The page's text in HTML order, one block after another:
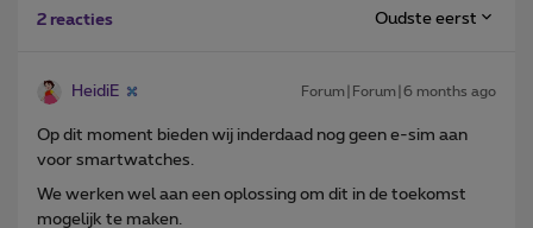
2 reacties Oudste eerst
HeidiE Forum|Forum|6 months ago
Op dit moment bieden wij inderdaad nog geen e-sim aan
voor smartwatches.
We werken wel aan een oplossing om dit in de toekomst
mogelijk te maken.